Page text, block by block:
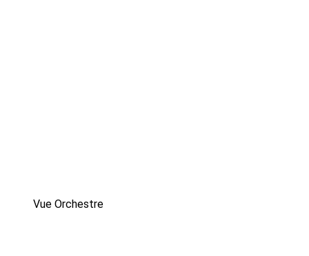
Vue Orchestre